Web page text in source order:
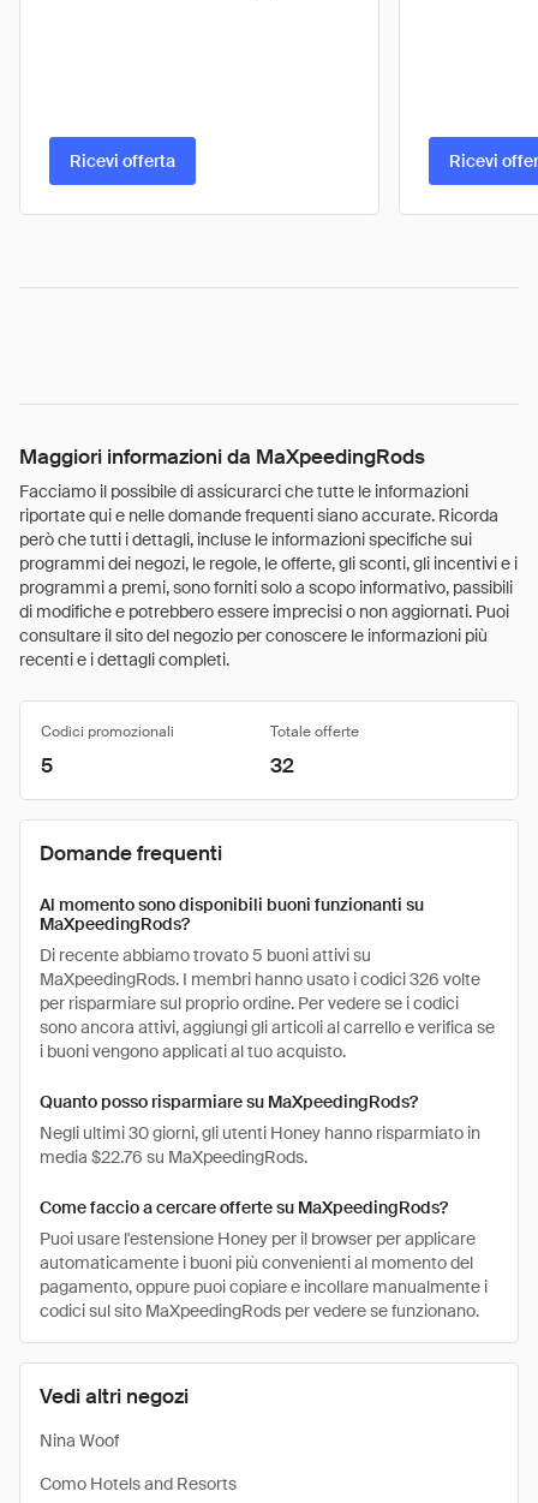
Ricevi offerta Ricevi
Maggiori informazioni da MaXpeedingRods
Facciamo il possibile di assicurarci che tutte le informazioni
riportate qui e nelle domande frequenti siano accurate. Ricorda
però che tutti i dettagli, incluse le informazioni specifiche sui
programmi dei negozi, le regole, le offerte, gli sconti, gli incentivi e i
programmi a premi, sono forniti solo a scopo informativo, passibili
di modifiche e potrebbero essere imprecisi o non aggiornati. Puoi
consultare il sito del negozio per conoscere le informazioni più
recenti e i dettagli completi.
Vedi altri negozi
Nina Woof
Como Hotels and Resorts
Codici promozionali Totale offerte
5 32
Domande frequenti
Al momento sono disponibili buoni funzionanti su
MaXpeedingRods?
Di recente abbiamo trovato 5 buoni attivi su
MaXpeedingRods. I membri hanno usato i codici 326 volte
per risparmiare sul proprio ordine. Per vedere se i codici
sono ancora attivi, aggiungi gli articoli al carrello e verifica se
i buoni vengono applicati al tuo acquisto.
Quanto posso risparmiare su MaXpeedingRods?
Negli ultimi 30 giorni, gli utenti Honey hanno risparmiato in
media $22.76 su MaXpeedingRods.
Come faccio a cercare offerte su MaXpeedingRods?
Puoi usare l'estensione Honey per il browser per applicare
automaticamente i buoni più convenienti al momento del
pagamento, oppure puoi copiare e incollare manualmente i
codici sul sito MaXpeedingRods per vedere se funzionano.